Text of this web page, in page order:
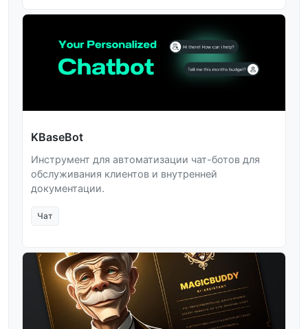
KBaseBot
Инструмент для автоматизации чат-ботов для
обслуживания клиентов и внутренней
документации.
Чат